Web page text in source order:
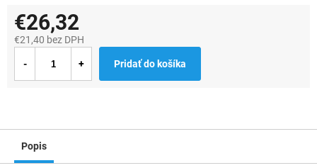
€26,32
€21,40 bez DPH
cena:
Pridať do košíka
Popis